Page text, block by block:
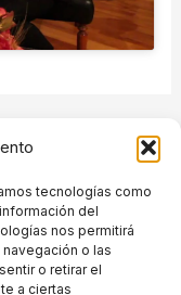
tecnologías como
del
nos permitirá
o las
o retirar el
a ciertas
A-126.